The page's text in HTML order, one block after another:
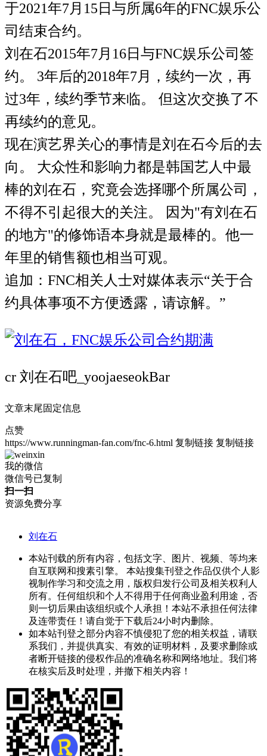
于2021年7月15日与所属6年的FNC娱乐公
司结束合约。
刘在石2015年7月16日与FNC娱乐公司签
约。 3年后的2018年7月，续约一次，再
过3年，续约季节来临。 但这次交换了不
再续约的意见。
现在演艺界关心的事情是刘在石今后的去
向。 大众性和影响力都是韩国艺人中最
棒的刘在石，究竟会选择哪个所属公司，
不得不引起很大的关注。 因为"有刘在石
的地方"的修饰语本身就是最棒的。他一
年里的销售额也相当可观。
追加：FNC相关人士对媒体表示“关于合
约具体事项不方便透露，请谅解。”
cr 刘在石吧_yoojaeseokBar
文章末尾固定信息
点赞
https://www.runningman-fan.com/fnc-6.html 复制链接 复制链接
我的微信
微信号已复制
扫一扫
资源免费分享
刘在石
本站刊载的所有内容，包括文字、图片、视频、等均来
自互联网和搜素引擎。 本站搜集刊登之作品仅供个人影
视制作学习和交流之用，版权归发行公司及相关权利人
所有。任何组织和个人不得用于任何商业盈利用途，否
则一切后果由该组织或个人承担！本站不承担任何法律
及连带责任！请自觉于下载后24小时内删除。
如本站刊登之部分内容不慎侵犯了您的相关权益，请联
系我们，并提供真实、有效的证明材料，及要求删除或
者断开链接的侵权作品的准确名称和网络地址。我们将
在核实后及时处理，并撤下相关内容！